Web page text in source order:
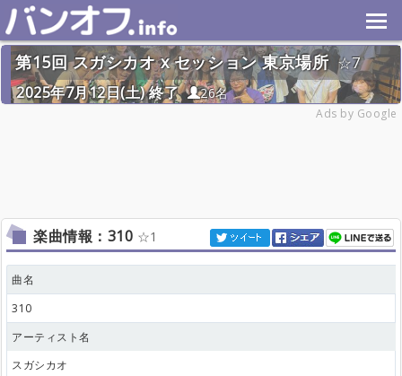
第15回 スガシカオ x セッション 東京場所
7
2025年7月12日(土) 終了
26名
Ads by Google
楽曲情報：310 1
曲名
310
アーティスト名
スガシカオ